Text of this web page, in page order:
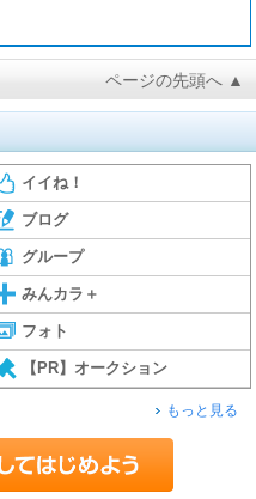
ページの先頭へ ▲
イイね！
ブログ
グループ
みんカラ＋
フォト
【PR】オークション
もっと見る